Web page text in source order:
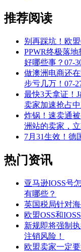
推荐阅读
别再踩坑！欧
PPWR终极落
好哪些事？ 07-
做澳洲电商还
步亏几万！ 07-
最快3天拿证！
卖家加速抢占
炸锅！速卖通
洲站的卖家，
7月31生效！德
热门资讯
亚马逊IOSS号
有哪些？
英国税局针对
欧盟OSS和
新规即将强制
注销风险！
欧盟卖家一定